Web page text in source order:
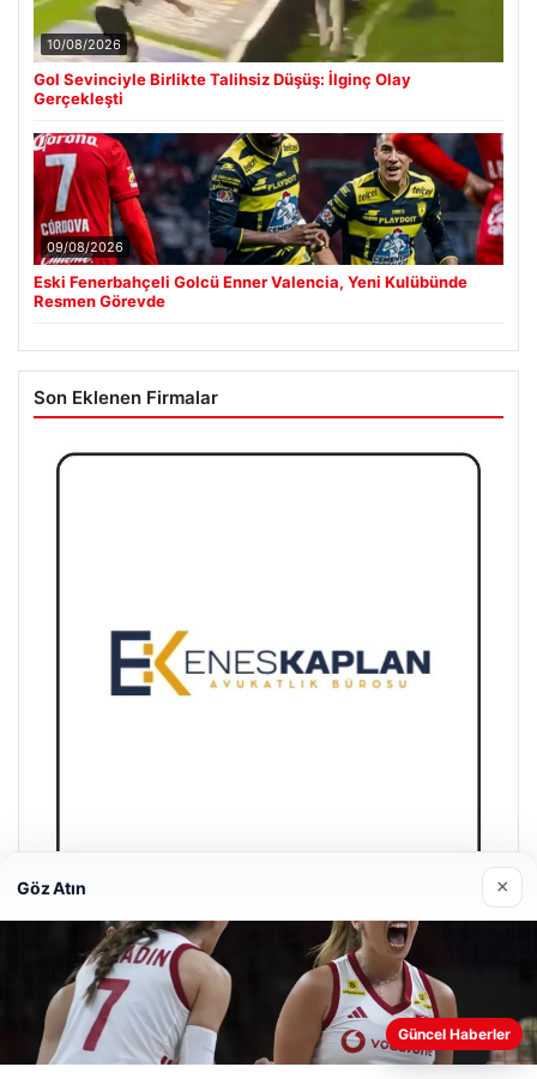
10/08/2026
Gol Sevinciyle Birlikte Talihsiz Düşüş: İlginç Olay
Gerçekleşti
09/08/2026
Eski Fenerbahçeli Golcü Enner Valencia, Yeni Kulübünde
Resmen Görevde
Son Eklenen Firmalar
Enes Kaplan Avukatlık Bürosu
28/04/2026
Web sitemizi nasıl kullandığınızı daha iyi anlayabilmek,
Göz Atın ×
Güncel Haberler